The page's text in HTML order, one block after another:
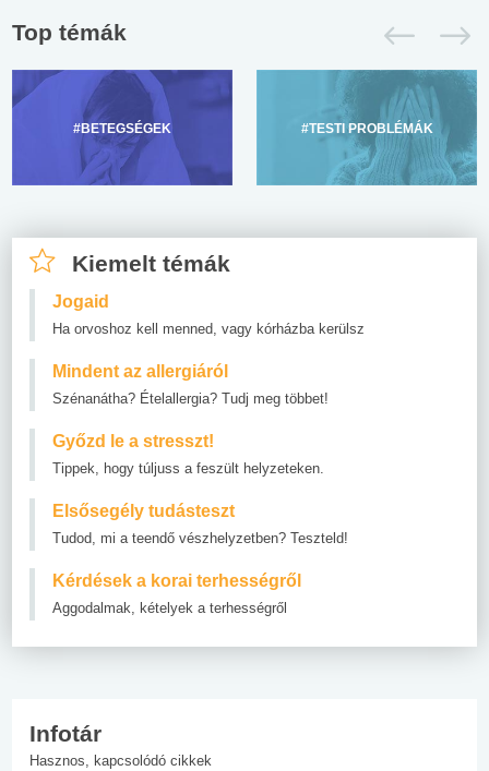
Top témák
#BETEGSÉGEK #TESTI PROBLÉMÁK
Kiemelt témák
Jogaid
Ha orvoshoz kell menned, vagy kórházba kerülsz
Mindent az allergiáról
Szénanátha? Ételallergia? Tudj meg többet!
Győzd le a stresszt!
Tippek, hogy túljuss a feszült helyzeteken.
Elsősegély tudásteszt
Tudod, mi a teendő vészhelyzetben? Teszteld!
Kérdések a korai terhességről
Aggodalmak, kételyek a terhességről
Infotár
Hasznos, kapcsolódó cikkek